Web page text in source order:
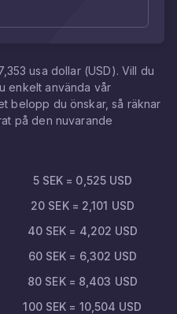
usa dollar(USD). Vill du
enkelt använda vår
belopp du önskar, så räknar
på den nuvarande
5 SEK = 0,525 USD
20 SEK= 2,101 USD
40 SEK = 4,202 USD
60 SEK = 6,302 USD
80 SEK= 8,403 USD
100 SEK = 10,504 USD